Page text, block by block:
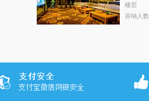
楼层
容纳人数